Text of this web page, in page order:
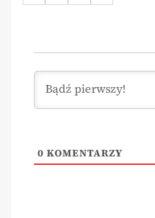
0 KOMENTARZY